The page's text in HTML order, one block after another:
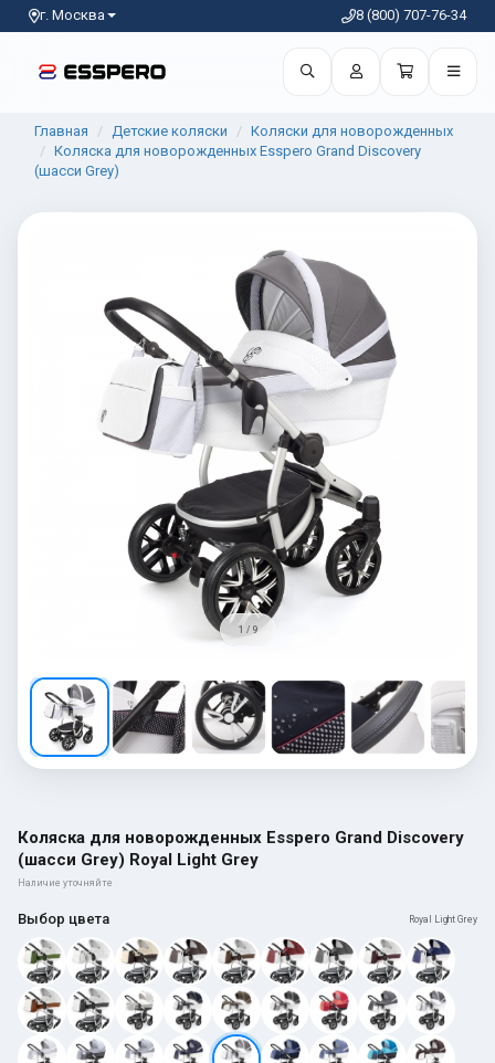
г. Москва 8 (800) 707-76-34
Главная Детские коляски
Коляски для новорожденных
Коляска для новорожденных Esspero Grand Discovery
(шасси Grey)
1 / 9
Коляска для новорожденных Esspero Grand Discovery
(шасси Grey) Royal Light Grey
Наличие уточняйте
Выбор цвета Royal Light Grey